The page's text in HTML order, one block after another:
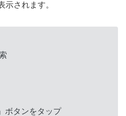
示されます。
ボタンをタップ